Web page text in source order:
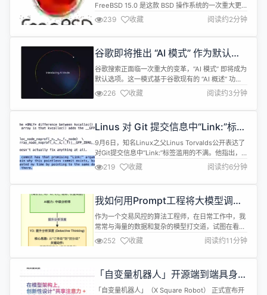
FreeBSD 15.0 是这款 BSD 操作系统的一次重大更
新，旨在圣诞节前发布稳定版本。 FreeBSD 15.0 带
来了许多新硬件支持，这得益于许多更新的内核驱动
程序，例如改进的 WiFi 驱动程序 、更佳的电源管
硬件。 FreeBSD 15...
239 收藏 阅读约2分钟
谷歌即将推出 “AI 模式” 作为默认搜
索体验
谷歌搜索正面临一次重大的变革，“AI 模式” 即将成为
默认选项。这一模式基于谷歌现有的 “AI 概述” 功
能，与 ChatGPT 等其他生成式 AI 类似，允许用户
在初次搜索后与 AI 继续对话。这一转变意味着谷歌
将从一个通向网络的信息门户，转变为一个以生成式
特里克（Logan Kilpatrick）在社交...
226 收藏 阅读约3分钟
Linus 对 Git 提交信息中“Link:”标签
被滥用表达不满
9月6日，知名Linux之父Linus Torvalds公开表达了
对Git提交信息中“Link:”标签滥用的不满。他指出，
近期在Linux内核的Git提交和补丁中频繁出现的
“Link:”标签，往往没有提供实际价值，反而浪费了开
发者和维护者的时间。 Torvalds在一次block模块的
接内容仅...
219 收藏 阅读约6分钟
我如何用Prompt工程将大模型调教
成风控专家
作为一个交易风控的算法工程师，在日常工作中，我
常常与海量的数据和复杂的模型打交道，试图在看似
平静的水面下，捕捉那些隐藏的风险暗流。最近，我
尝试将大语言模型（LLM）引入到我的工作流中，这
段经历充满了波折、顿悟和惊喜。 今天，我想复盘整
程心法”，将一个“什么都懂一点，但什么都不精”的通
用大模型，一步步调教成能...
252 收藏 阅读约11分钟
「自变量机器人」开源端到端具身智
能基础模型 WALL-OSS
「自变量机器人」（X Square Robot） 正式宣布开